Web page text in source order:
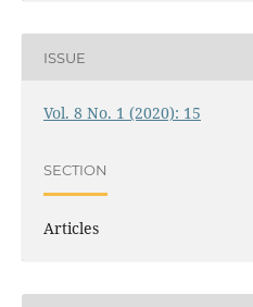
ISSUE
Vol. 8 No. 1 (2020): 15
SECTION
Articles